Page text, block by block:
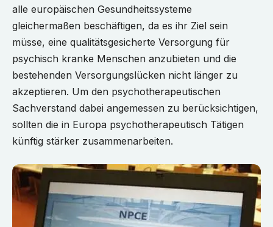
alle europäischen Gesundheitssysteme
gleichermaßen beschäftigen, da es ihr Ziel sein
müsse, eine qualitätsgesicherte Versorgung für
psychisch kranke Menschen anzubieten und die
bestehenden Versorgungslücken nicht länger zu
akzeptieren. Um den psychotherapeutischen
Sachverstand dabei angemessen zu berücksichtigen,
sollten die in Europa psychotherapeutisch Tätigen
künftig stärker zusammenarbeiten.